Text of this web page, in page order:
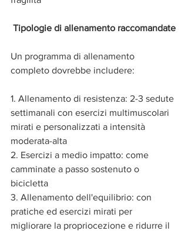
Tipologie di allenamento raccomandate
Un programma di allenamento
completo dovrebbe includere:
1. Allenamento di resistenza: 2-3 sedute
settimanali con esercizi multimuscolari
mirati e personalizzati a intensità
moderata-alta
2. Esercizi a medio impatto: come
camminate a passo sostenuto o
bicicletta
3. Allenamento dell'equilibrio: con
pratiche ed esercizi mirati per
migliorare la propriocezione e ridurre il